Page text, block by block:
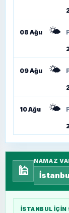
08 Ağu 🌤️
09 Ağu 🌤️
10 Ağu 🌤️
🕌
NAMAZ
İSTANBUL IÇIN